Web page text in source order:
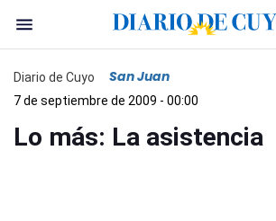
Diario de Cuyo San Juan
7 de septiembre de 2009 - 00:00
Lo más: La asistencia